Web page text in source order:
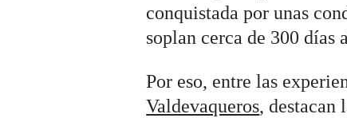
conquistada por unas
soplan cerca de 300 días
Por eso, entre las
Valdevaqueros, destacan